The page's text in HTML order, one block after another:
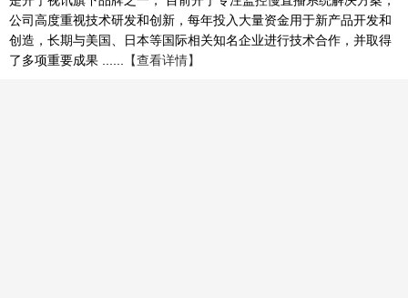
公司高度重视技术研发和创新，每年投入大量资金用于新产品开发和
创造，长期与美国、日本等国际相关知名企业进行技术合作，并取得
了多项重要成果 ......
【查看详情】